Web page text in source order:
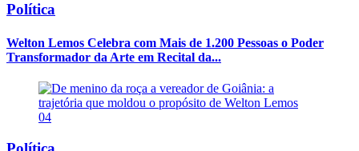
Política
Welton Lemos Celebra com Mais de 1.200 Pessoas o Poder
Transformador da Arte em Recital da...
04